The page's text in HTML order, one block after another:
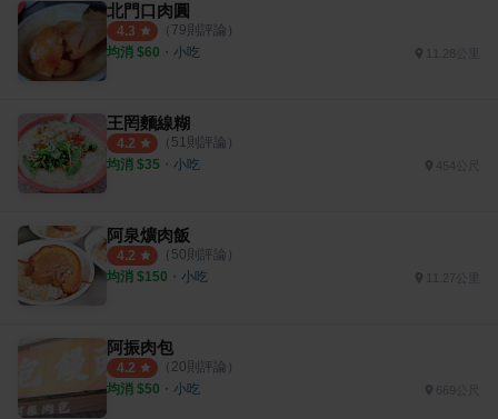
北門口肉圓
4.3 （ 79則評論）
均消 $60 ・ 小吃
王罔麵線糊
4.2 （ 51則評論）
均消 $35 ・ 小吃 454公尺
阿泉爌肉飯
4.2 （ 50則評論）
均消 $150 ・ 小吃
阿振肉包
4.2 （ 20則評論）
均消 $50 ・ 小吃